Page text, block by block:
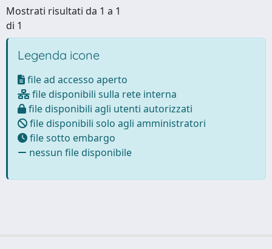
Mostrati risultati da 1 a 1
di 1
Legenda icone
file ad accesso aperto
file disponibili sulla rete interna
file disponibili agli utenti autorizzati
file disponibili solo agli amministratori
file sotto embargo
nessun file disponibile